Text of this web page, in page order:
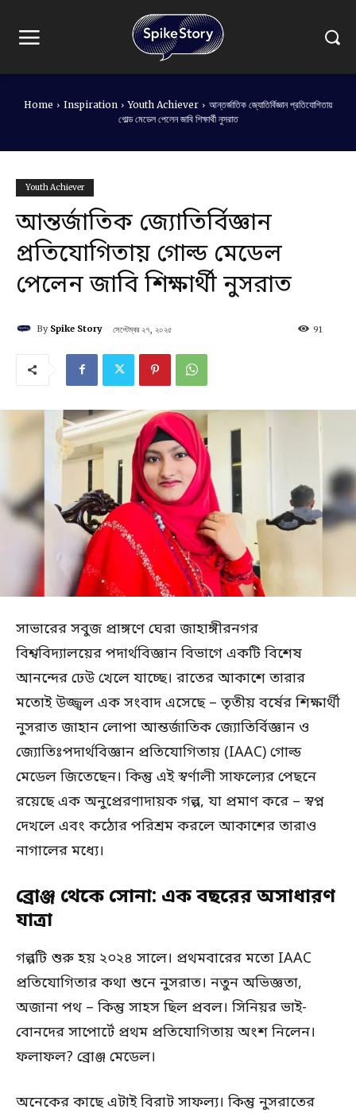
Home Inspiration Youth Achiever
আন্তর্জাতিক জ্যোতির্বিজ্ঞান প্রতিযোগিতায়
গোল্ড মেডেল পেলেন জাবি শিক্ষার্থী নুসরাত
Youth Achiever
আন্তর্জাতিক জ্যোতির্বিজ্ঞান
প্রতিযোগিতায় গোল্ড মেডেল
পেলেন জাবি শিক্ষার্থী নুসরাত
By Spike Story সেপ্টেম্বর ২৭, ২০২৫ 91
সাভারের সবুজ প্রাঙ্গণে ঘেরা জাহাঙ্গীরনগর
বিশ্ববিদ্যালয়ের পদার্থবিজ্ঞান বিভাগে একটি বিশেষ
আনন্দের ঢেউ খেলে যাচ্ছে। রাতের আকাশে তারার
মতোই উজ্জ্বল এক সংবাদ এসেছে – তৃতীয় বর্ষের শিক্ষার্থী
নুসরাত জাহান লোপা আন্তর্জাতিক জ্যোতির্বিজ্ঞান ও
জ্যোতিঃপদার্থবিজ্ঞান প্রতিযোগিতায় (IAAC) গোল্ড
মেডেল জিতেছেন। কিন্তু এই স্বর্ণালী সাফল্যের পেছনে
রয়েছে এক অনুপ্রেরণাদায়ক গল্প, যা প্রমাণ করে – স্বপ্ন
দেখলে এবং কঠোর পরিশ্রম করলে আকাশের তারাও
নাগালের মধ্যে।
ব্রোঞ্জ থেকে সোনা: এক বছরের অসাধারণ
যাত্রা
গল্পটি শুরু হয় ২০২৪ সালে। প্রথমবারের মতো IAAC
প্রতিযোগিতার কথা শুনে নুসরাত। নতুন অভিজ্ঞতা,
অজানা পথ – কিন্তু সাহস ছিল প্রবল। সিনিয়র ভাই-
বোনদের সাপোর্টে প্রথম প্রতিযোগিতায় অংশ নিলেন।
ফলাফল? ব্রোঞ্জ মেডেল।
অনেকের কাছে এটাই বিরাট সাফল্য। কিন্তু নুসরাতের